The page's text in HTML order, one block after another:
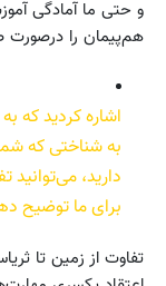
و حتی ما آمادگی
هم‌پیمان را درصورت
اشاره کردید که
به شناختی که
دارید، می‌توانید
برای ما توضیح
تفاوت از زمین تا